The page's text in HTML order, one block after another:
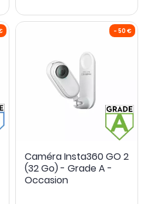
Caméra Insta360 GO 2
(32 Go) - Grade A -
Occasion